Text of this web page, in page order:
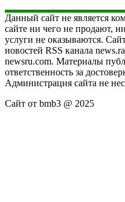
Данный сайт не является
сайте ни чего не продают,
услуги не оказываются.
новостей RSS канала
newsru.com. Материалы
ответственность за
Администрация сайта не
Сайт от bmb3 @ 2025